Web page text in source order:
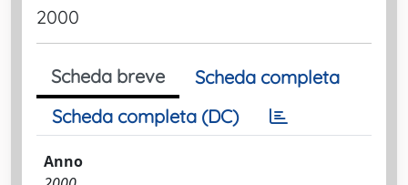
2000
Scheda breve
Scheda completa
Scheda completa (DC)
Anno